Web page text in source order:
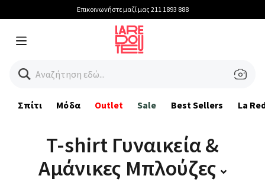
Επικοινωνήστε μαζί μας 211 1893 888
Menu
Αναζήτηση εδώ...
Σπίτι Μόδα Outlet Sale Best Sellers La
T-shirt Γυναικεία &
Αμάνικες Μπλούζες